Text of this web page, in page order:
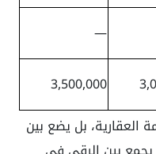
—
3,500,000
بل يضع بين